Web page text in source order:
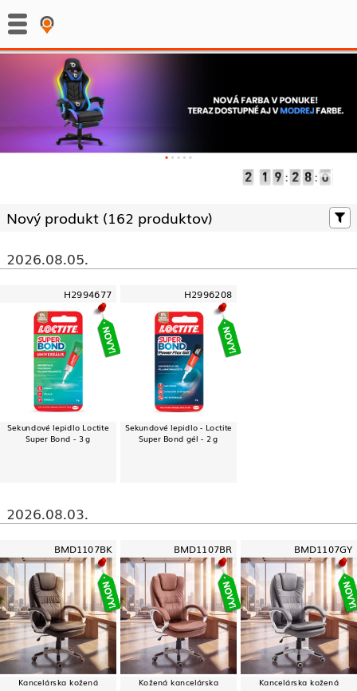
: :
Nový produkt (162 produktov)
2026.08.05.
H2994677
Sekundové lepidlo Loctite
Super Bond - 3 g
H2996208
Sekundové lepidlo - Loctite
Super Bond gél - 2 g
2026.08.03.
BMD1107BK
Kancelárska kožená
BMD1107BR
Kožená kancelárska
BMD1107GY
Kancelárska kožená